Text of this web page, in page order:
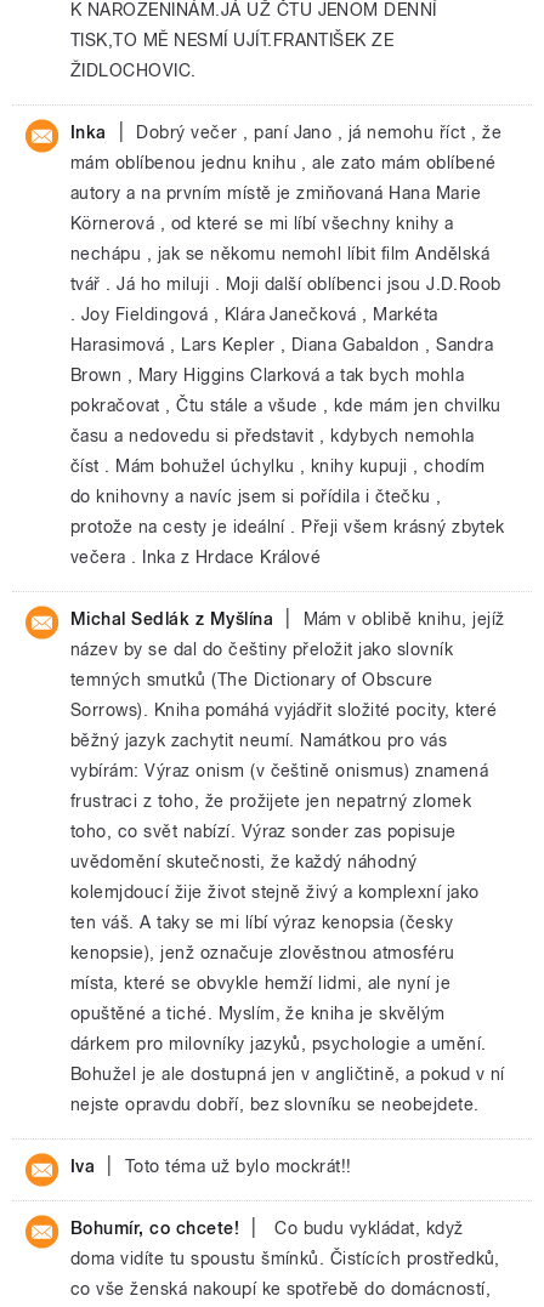
K NAROZENINÁM.JÁ UŽ ČTU JENOM DENNÍ
TISK,TO MĚ NESMÍ UJÍT.FRANTIŠEK ZE
ŽIDLOCHOVIC.
Inka
Dobrý večer , paní Jano , já nemohu říct , že
mám oblíbenou jednu knihu , ale zato mám oblíbené
autory a na prvním místě je zmiňovaná Hana Marie
Körnerová , od které se mi líbí všechny knihy a
nechápu , jak se někomu nemohl líbit film Andělská
tvář . Já ho miluji . Moji další oblíbenci jsou J.D.Roob
. Joy Fieldingová , Klára Janečková , Markéta
Harasimová , Lars Kepler , Diana Gabaldon , Sandra
Brown , Mary Higgins Clarková a tak bych mohla
pokračovat , Čtu stále a všude , kde mám jen chvilku
času a nedovedu si představit , kdybych nemohla
číst . Mám bohužel úchylku , knihy kupuji , chodím
do knihovny a navíc jsem si pořídila i čtečku ,
protože na cesty je ideální . Přeji všem krásný zbytek
večera . Inka z Hrdace Králové
Michal Sedlák z Myšlína
Mám v oblibě knihu, jejíž
název by se dal do češtiny přeložit jako slovník
temných smutků (The Dictionary of Obscure
Sorrows). Kniha pomáhá vyjádřit složité pocity, které
běžný jazyk zachytit neumí. Namátkou pro vás
vybírám: Výraz onism (v češtině onismus) znamená
frustraci z toho, že prožijete jen nepatrný zlomek
toho, co svět nabízí. Výraz sonder zas popisuje
uvědomění skutečnosti, že každý náhodný
kolemjdoucí žije život stejně živý a komplexní jako
ten váš. A taky se mi líbí výraz kenopsia (česky
kenopsie), jenž označuje zlověstnou atmosféru
místa, které se obvykle hemží lidmi, ale nyní je
opuštěné a tiché. Myslím, že kniha je skvělým
dárkem pro milovníky jazyků, psychologie a umění.
Bohužel je ale dostupná jen v angličtině, a pokud v ní
nejste opravdu dobří, bez slovníku se neobejdete.
Iva Toto téma už bylo mockrát!!
Bohumír, co chcete!
Co budu vykládat, když
doma vidíte tu spoustu šmínků. Čistících prostředků,
co vše ženská nakoupí ke spotřebě do domácností,